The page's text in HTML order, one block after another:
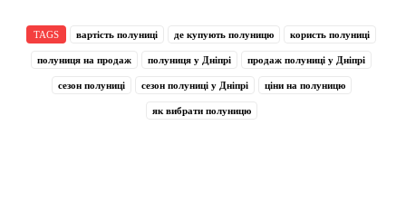
TAGS вартість полуниці де купують полуницю користь полуниці
полуниця на продаж полуниця у Дніпрі продаж полуниці у Дніпрі
сезон полуниці сезон полуниці у Дніпрі ціни на полуницю
як вибрати полуницю